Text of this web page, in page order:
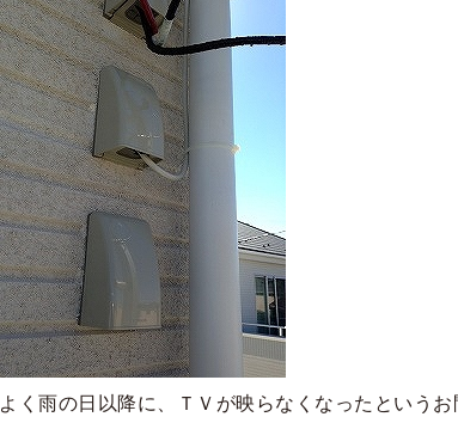
よく雨の日以降に、ＴＶが映らなくなったという